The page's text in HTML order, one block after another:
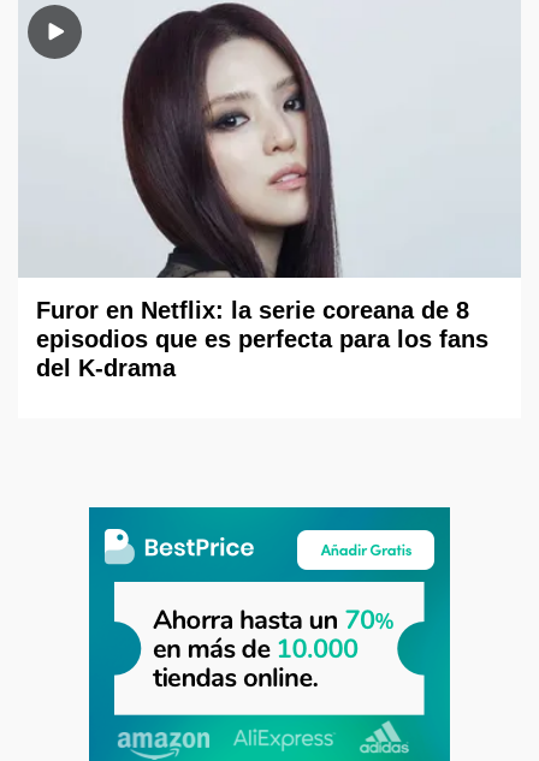
Furor en Netflix: la serie coreana de 8
episodios que es perfecta para los fans
del K-drama